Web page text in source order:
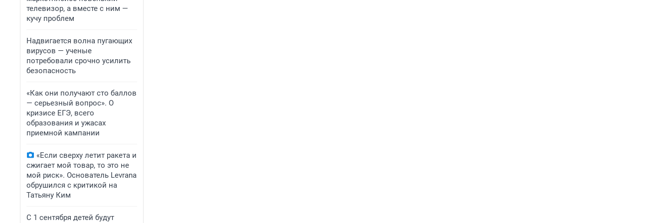
телевизор, а вместе с ним —
кучу проблем
Надвигается волна пугающих
вирусов — ученые
потребовали срочно усилить
безопасность
«Как они получают сто баллов
— серьезный вопрос». О
кризисе ЕГЭ, всего
образования и ужасах
приемной кампании
«Если сверху летит ракета и
сжигает мой товар, то это не
мой риск». Основатель Levrana
обрушился с критикой на
Татьяну Ким
С 1 сентября детей будут